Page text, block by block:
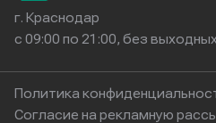
г. Краснодар
с 09:00 по 21:00, без выходных
Политика
Согласие на рекламную